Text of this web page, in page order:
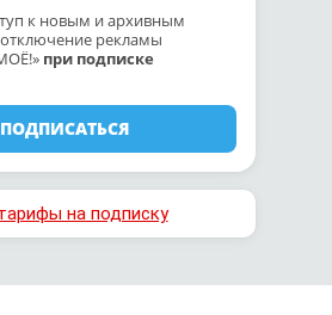
к новым и архивным
рекламы
при подписке
ПОДПИСАТЬСЯ
на подписку